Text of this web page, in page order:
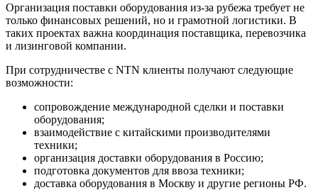
Организация поставки оборудования из-за рубежа требует не
только финансовых решений, но и грамотной логистики. В
таких проектах важна координация поставщика, перевозчика
и лизинговой компании.
При сотрудничестве с NTN клиенты получают следующие
возможности:
сопровождение международной сделки и поставки
оборудования;
взаимодействие с китайскими производителями
техники;
организация доставки оборудования в Россию;
подготовка документов для ввоза техники;
доставка оборудования в Москву и другие регионы РФ.